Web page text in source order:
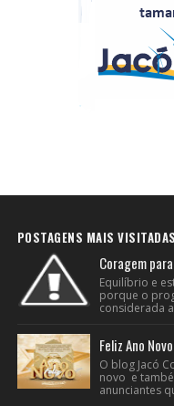
POSTAGENS MAIS VISITADAS
Coragem
Equilíbrio e
porque o
considerada
Feliz Ano
O blog Jacó
novo e
anunciantes